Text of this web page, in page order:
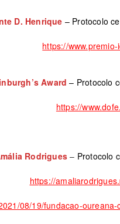
D. Henrique – Protocolo
https://
Award– Protocolo
https://
Rodrigues – Protocolo
https://
08/19/fundacao-